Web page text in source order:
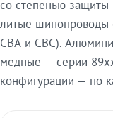
со степенью
литые шинопроводы
СВА и СВС).
медные — серии
конфигурации — по